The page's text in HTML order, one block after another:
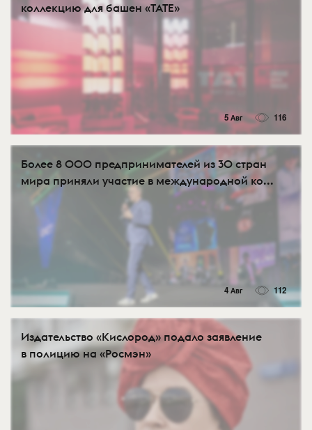
коллекцию для башен «TATE»
5 Авг 116
Более 8 000 предпринимателей из 30 стран
мира приняли участие в международной ко...
4 Авг 112
Издательство «Кислород» подало заявление
в полицию на «Росмэн»